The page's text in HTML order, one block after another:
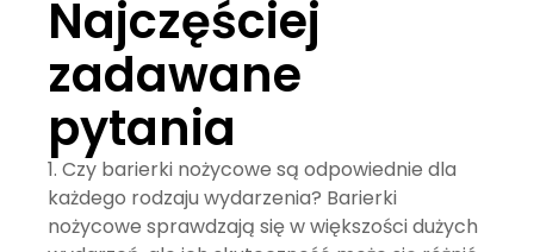
Najczęściej
zadawane
pytania
Czy barierki nożycowe są odpowiednie dla
każdego rodzaju wydarzenia? Barierki
nożycowe sprawdzają się w większości dużych